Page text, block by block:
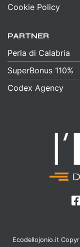
Cookie Policy
PARTNER
Perla di Calabria
SuperBonus 110%
Codex Agency
Ecodellojonio.it